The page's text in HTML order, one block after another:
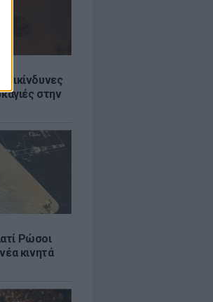
στην
Ρώσοι
κινητά